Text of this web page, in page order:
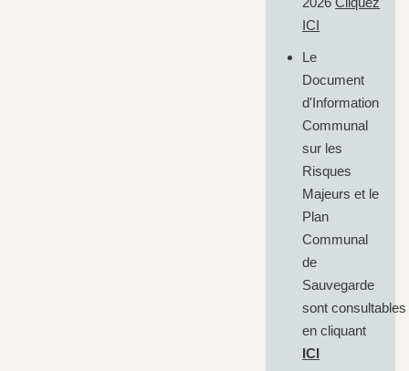
ICI
Le
Document
d'Information
Communal
sur les
Risques
Majeurs et le
Plan
Communal
de
Sauvegarde
sont consultables
en cliquant
ICI